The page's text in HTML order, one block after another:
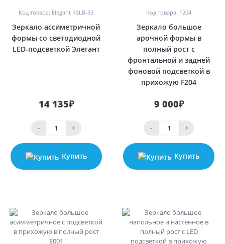
Код товара: Elegant RSLB-33
Зеркало ассиметричной
формы со светодиодной
LED-подсветкой Элегант
14 135₽
- +
Купить
Код товара: F204
Зеркало большое
арочной формы в
полный рост с
фронтальной и задней
фоновой подсветкой в
прихожую F204
9 000₽
- +
Купить